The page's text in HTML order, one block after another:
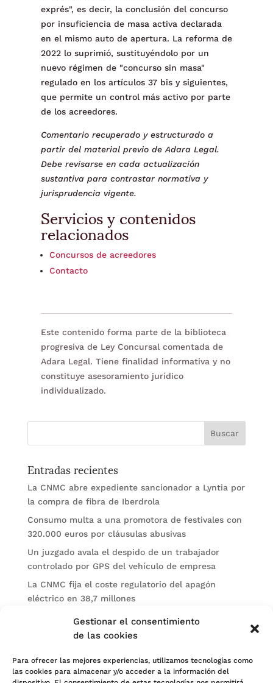
Gestionar el consentimiento
de las cookies
Para ofrecer las mejores experiencias, utilizamos tecnologías como
las cookies para almacenar y/o acceder a la información del
exprés", es decir, la conclusión del concurso
por insuficiencia de masa activa declarada
en el mismo auto de apertura. La reforma de
2022 lo suprimió, sustituyéndolo por un
nuevo régimen de "concurso sin masa"
regulado en los artículos 37 bis y siguientes,
que permite un control más activo por parte
de los acreedores.
Comentario recuperado y estructurado a
partir del material previo de Adara Legal.
Debe revisarse en cada actualización
sustantiva para contrastar normativa y
jurisprudencia vigente.
Servicios y contenidos
relacionados
Concursos de acreedores
Contacto
Este contenido forma parte de la biblioteca
progresiva de Ley Concursal comentada de
Adara Legal. Tiene finalidad informativa y no
constituye asesoramiento jurídico
individualizado.
Entradas recientes
La CNMC abre expediente sancionador a Lyntia por
la compra de fibra de Iberdrola
Consumo multa a una promotora de festivales con
320.000 euros por cláusulas abusivas
Un juzgado avala el despido de un trabajador
controlado por GPS del vehículo de empresa
La CNMC fija el coste regulatorio del apagón
eléctrico en 38,7 millones
El BOE publica sanciones de la CNMV a Soltec y
Categorías
Actualidad